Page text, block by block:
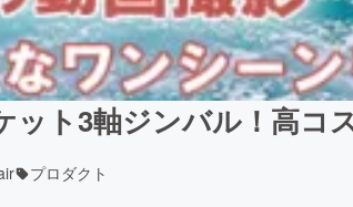
ト3軸ジンバル！高コ
プロダクト